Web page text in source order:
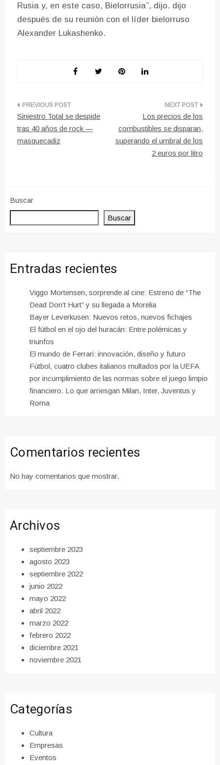
Rusia y, en este caso, Bielorrusia”, dijo. dijo
después de su reunión con el líder bielorruso
Alexander Lukashenko.
Navegación
de
entradas
Siniestro Total se despide
tras 40 años de rock —
masquecadiz
Los precios de los
combustibles se disparan,
superando el umbral de los
2 euros por litro
Buscar
Buscar
Entradas recientes
Viggo Mortensen, sorprende al cine: Estreno de “The
Dead Don’t Hurt” y su llegada a Morelia
Bayer Leverkusen: Nuevos retos, nuevos fichajes
El fútbol en el ojo del huracán: Entre polémicas y
triunfos
El mundo de Ferrari: innovación, diseño y futuro
Fútbol, ​​cuatro clubes italianos multados por la UEFA
por incumplimiento de las normas sobre el juego limpio
financiero. Lo que arriesgan Milan, Inter, Juventus y
Roma
Comentarios recientes
No hay comentarios que mostrar.
Archivos
septiembre 2023
agosto 2023
septiembre 2022
junio 2022
mayo 2022
abril 2022
marzo 2022
febrero 2022
diciembre 2021
noviembre 2021
Categorías
Cultura
Empresas
Eventos